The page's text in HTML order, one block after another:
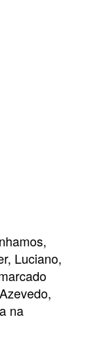
Luciano,
na